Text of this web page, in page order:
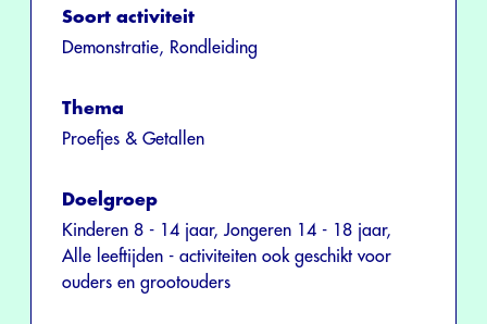
Soort activiteit
Demonstratie, Rondleiding
Thema
Proefjes & Getallen
Doelgroep
Kinderen 8 - 14 jaar, Jongeren 14 - 18 jaar,
Alle leeftijden - activiteiten ook geschikt voor
ouders en grootouders